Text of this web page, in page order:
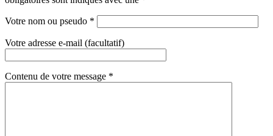
Votre nom ou pseudo *
Votre adresse e-mail (facultatif)
Contenu de votre message *